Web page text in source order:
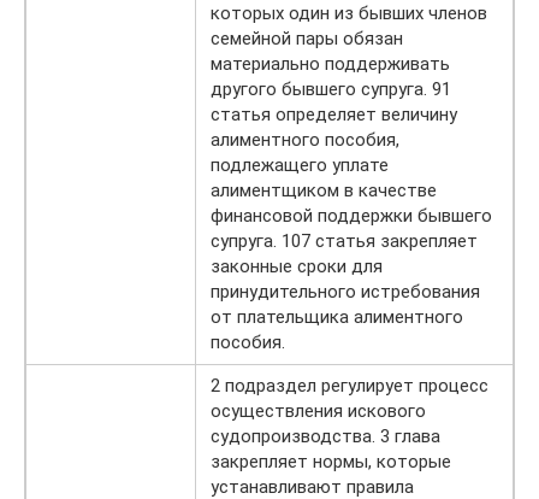
которых один из бывших членов
семейной пары обязан
материально поддерживать
другого бывшего супруга. 91
статья определяет величину
алиментного пособия,
подлежащего уплате
алиментщиком в качестве
финансовой поддержки бывшего
супруга. 107 статья закрепляет
законные сроки для
принудительного истребования
от плательщика алиментного
пособия.
2 подраздел регулирует процесс
осуществления искового
судопроизводства. 3 глава
закрепляет нормы, которые
устанавливают правила